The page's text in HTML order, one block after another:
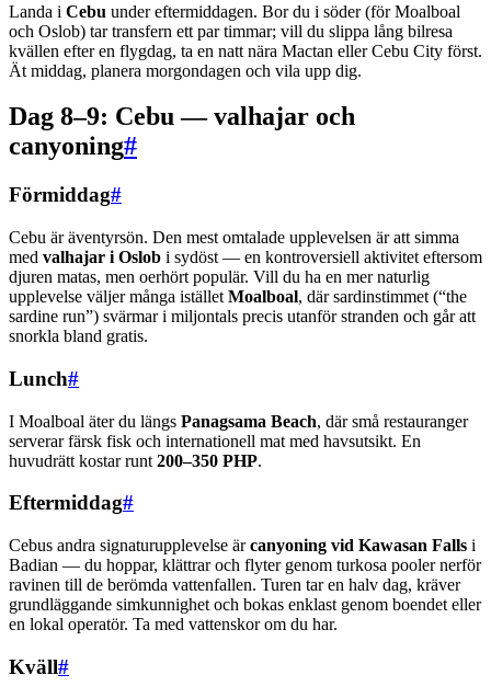
Landa i Cebu under eftermiddagen. Bor du i söder (för Moalboal
och Oslob) tar transfern ett par timmar; vill du slippa lång bilresa
kvällen efter en flygdag, ta en natt nära Mactan eller Cebu City först.
Ät middag, planera morgondagen och vila upp dig.
Dag 8–9: Cebu — valhajar och
canyoning#
Förmiddag#
Cebu är äventyrsön. Den mest omtalade upplevelsen är att simma
med valhajar i Oslob i sydöst — en kontroversiell aktivitet eftersom
djuren matas, men oerhört populär. Vill du ha en mer naturlig
upplevelse väljer många istället Moalboal, där sardinstimmet (“the
sardine run”) svärmar i miljontals precis utanför stranden och går att
snorkla bland gratis.
Lunch#
I Moalboal äter du längs Panagsama Beach, där små restauranger
serverar färsk fisk och internationell mat med havsutsikt. En
huvudrätt kostar runt 200–350 PHP.
Eftermiddag#
Cebus andra signaturupplevelse ärcanyoning vid Kawasan Falls i
Badian — du hoppar, klättrar och flyter genom turkosa pooler nerför
ravinen till de berömda vattenfallen. Turen tar en halv dag, kräver
grundläggande simkunnighet och bokas enklast genom boendet eller
en lokal operatör. Ta med vattenskor om du har.
Kväll#